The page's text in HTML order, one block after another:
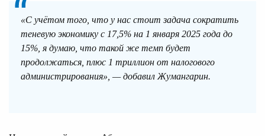
«С учётом того, что у нас стоит задача сократить
теневую экономику с 17,5% на 1 января 2025 года до
15%, я думаю, что такой же темп будет
продолжаться, плюс 1 триллион от налогового
администрирования», — добавил Жумангарин.